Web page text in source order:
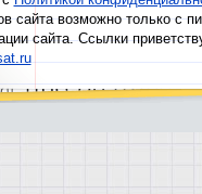
сайта возможно только с
сайта. Ссылки